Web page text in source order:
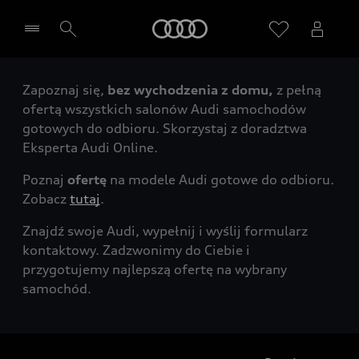
Wybierz Twojego Partnera Audi
Zapoznaj się, bez wychodzenia z domu, z pełną
ofertą wszystkich salonów Audi samochodów
gotowych do odbioru. Skorzystaj z doradztwa
Eksperta Audi Online.
Poznaj ofertę na modele Audi gotowe do odbioru.
Zobacz tutaj.
Znajdź swoje Audi, wypełnij i wyślij formularz
kontaktowy. Zadzwonimy do Ciebie i
przygotujemy najlepszą ofertę na wybrany
samochód.